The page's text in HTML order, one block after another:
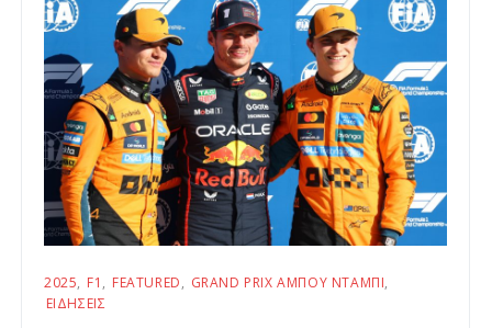
2025 F1 FEATURED
GRAND PRIX ΆΜΠΟΥ ΝΤΆΜΠΙ
ΕΙΔΉΣΕΙΣ